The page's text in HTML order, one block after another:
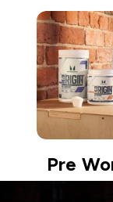
Pre